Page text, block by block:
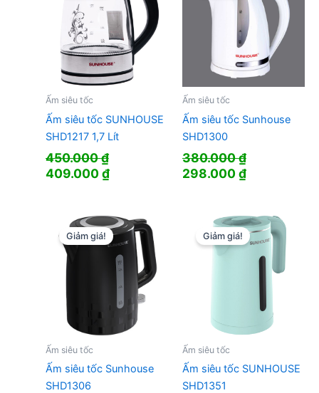
Ấm siêu tốc
Ấm siêu tốc SUNHOUSE
SHD1217 1,7 Lít
450.000₫
Giá
450.000 ₫.
409.000₫Giá
là:
409.000 ₫.
Ấm siêu tốc
Ấm siêu tốc Sunhouse
SHD1300
380.000₫
Giá
380.000 ₫.
298.000₫Giá
là:
298.000 ₫.
Giảm giá!
Ấm siêu tốc
Ấm siêu tốc Sunhouse
SHD1306
Giảm giá!
Ấm siêu tốc
Ấm siêu tốc SUNHOUSE
SHD1351